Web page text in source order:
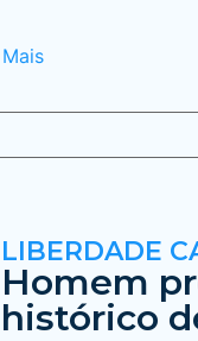
Mais
LIBERDADE
Homem
histórico